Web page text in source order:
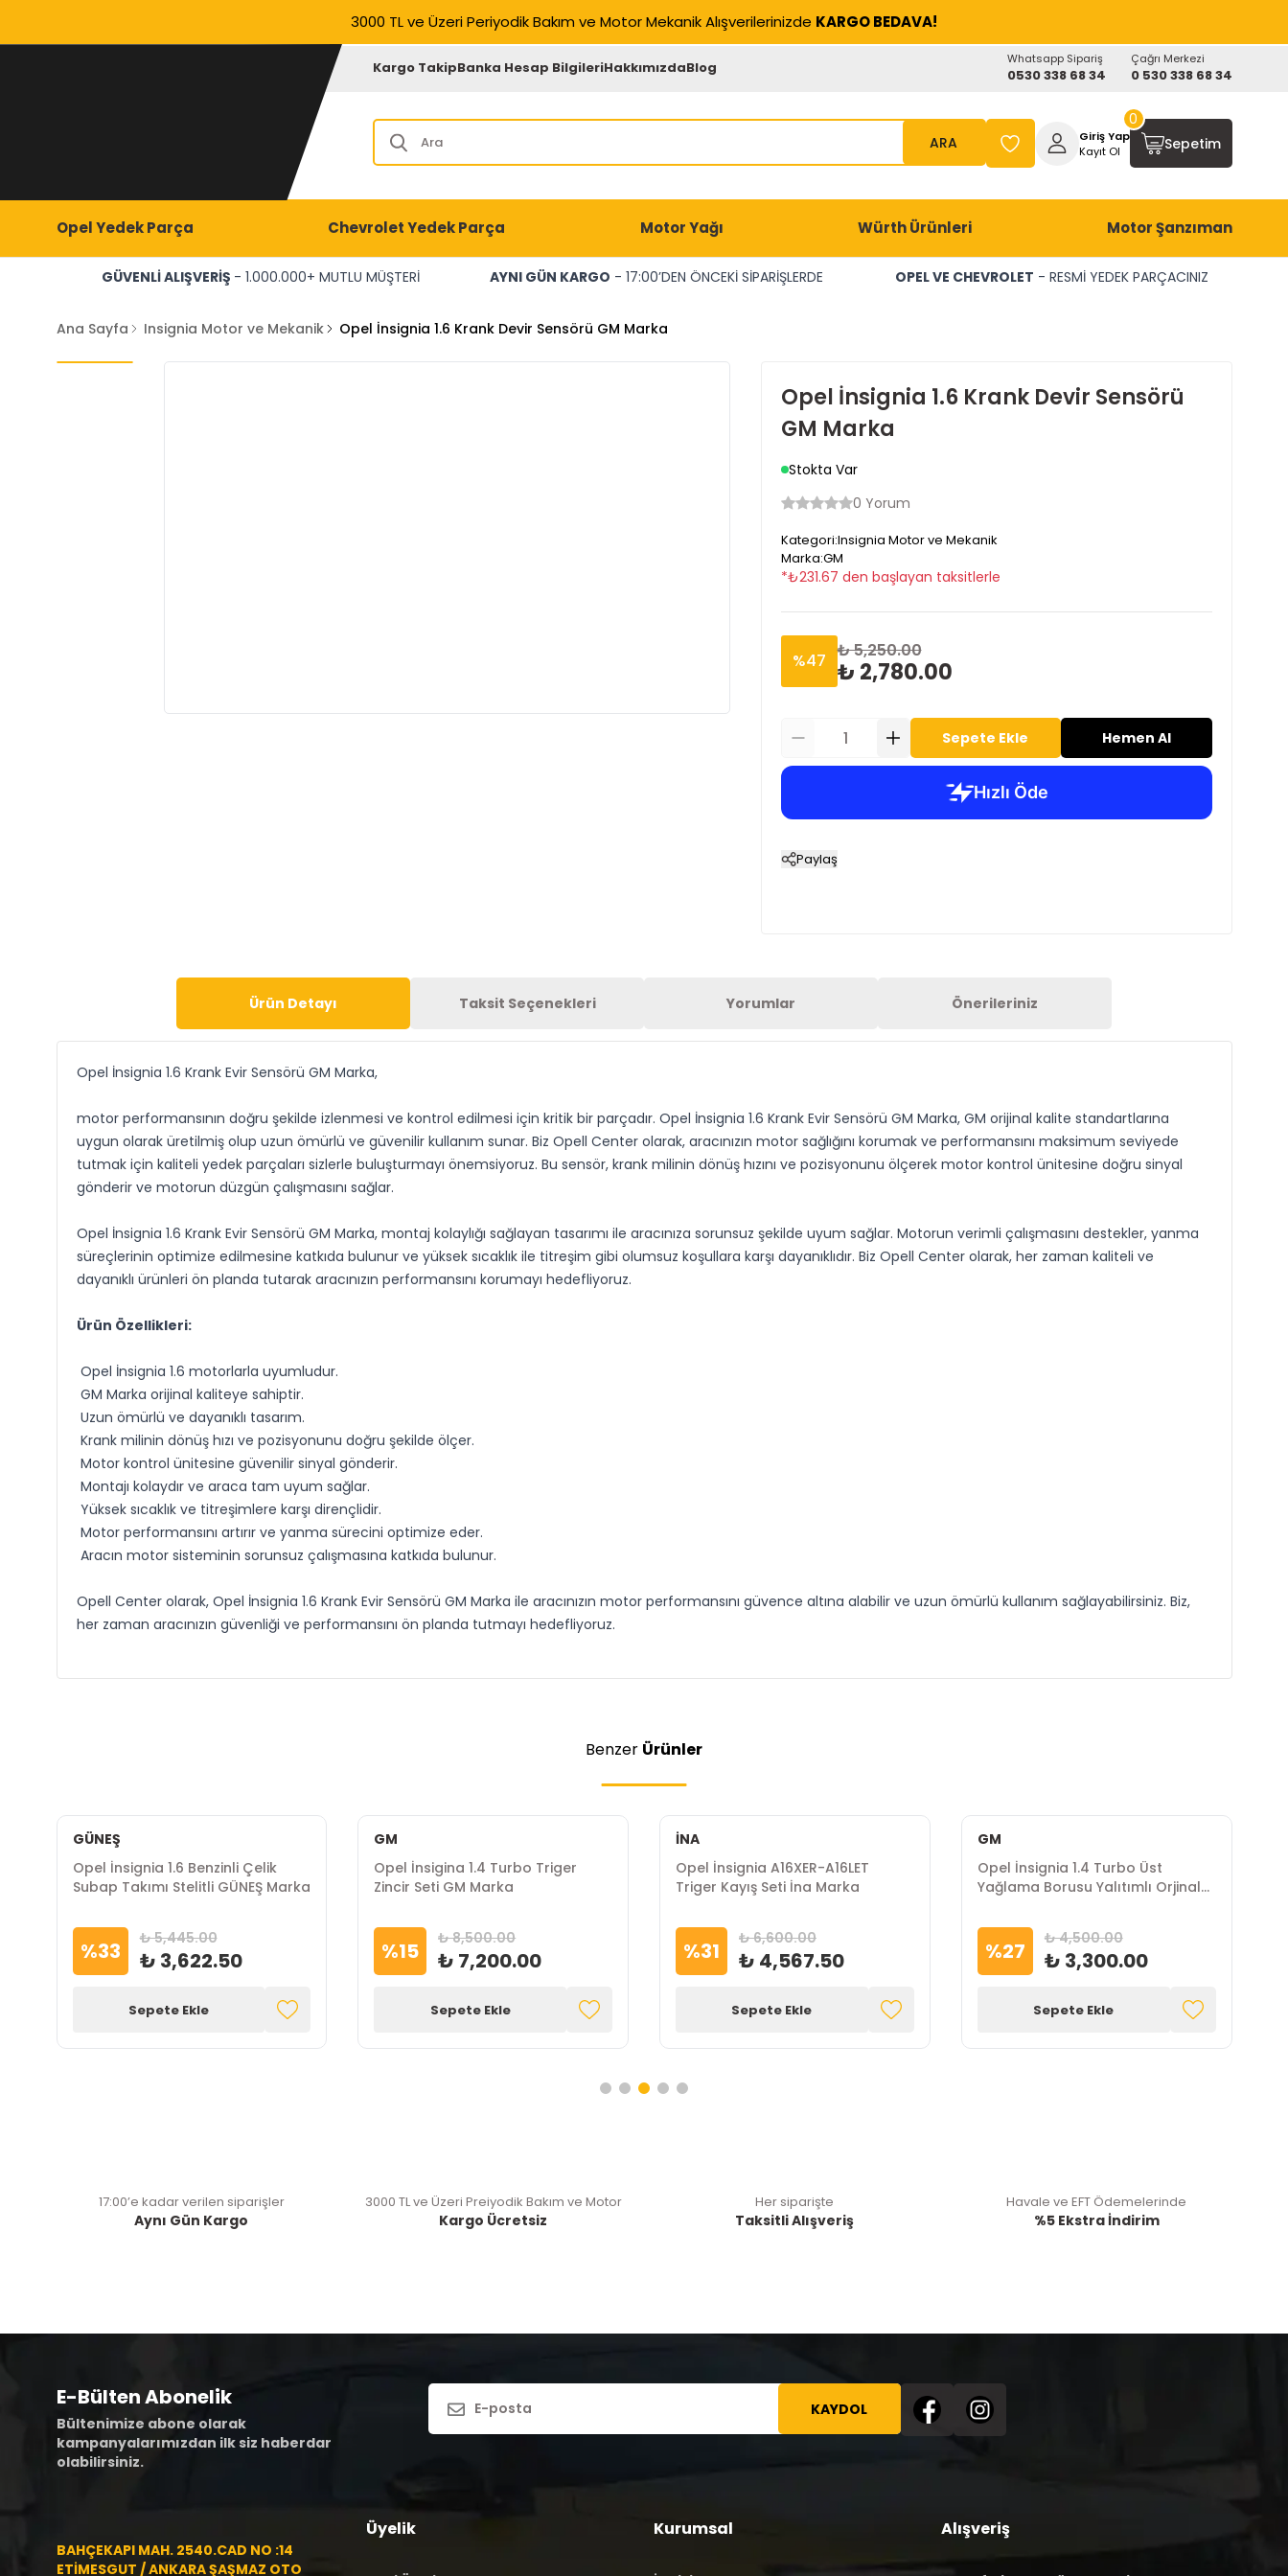
3000 TL ve Üzeri Periyodik Bakım ve Motor Mekanik Alışverilerinizde KARGO BEDAVA!
Kargo TakipBanka Hesap BilgileriHakkımızdaBlog Whatsapp Sipariş
0530 338 68 34
Çağrı Merkezi
0 530 338 68 34
ARA
Giriş Yap
Kayıt Ol
Sepetim
0
Opel Yedek Parça Chevrolet Yedek Parça Motor Yağı Würth Ürünleri Motor Şanzıman
GÜVENLİ ALIŞVERİŞ - 1.000.000+ MUTLU MÜŞTERİ AYNI GÜN KARGO - 17:00’DEN ÖNCEKİ SİPARİŞLERDE OPEL VE CHEVROLET - RESMİ YEDEK PARÇACINIZ
Ana Sayfa Insignia Motor ve Mekanik Opel İnsignia 1.6 Krank Devir Sensörü GM Marka
Opel İnsignia 1.6 Krank Devir Sensörü
GM Marka
Stokta Var
0 Yorum
Kategori:Insignia Motor ve Mekanik
Marka:GM
*₺231.67 den başlayan taksitlerle
%47 ₺ 5,250.00
₺ 2,780.00
Sepete Ekle Hemen Al
Paylaş
Ürün Detayı Taksit Seçenekleri Yorumlar Önerileriniz
Opel İnsignia 1.6 Krank Evir Sensörü GM Marka,
motor performansının doğru şekilde izlenmesi ve kontrol edilmesi için kritik bir parçadır. Opel İnsignia 1.6 Krank Evir Sensörü GM Marka, GM orijinal kalite standartlarına
uygun olarak üretilmiş olup uzun ömürlü ve güvenilir kullanım sunar. Biz Opell Center olarak, aracınızın motor sağlığını korumak ve performansını maksimum seviyede
tutmak için kaliteli yedek parçaları sizlerle buluşturmayı önemsiyoruz. Bu sensör, krank milinin dönüş hızını ve pozisyonunu ölçerek motor kontrol ünitesine doğru sinyal
gönderir ve motorun düzgün çalışmasını sağlar.
Opel İnsignia 1.6 Krank Evir Sensörü GM Marka, montaj kolaylığı sağlayan tasarımı ile aracınıza sorunsuz şekilde uyum sağlar. Motorun verimli çalışmasını destekler, yanma
süreçlerinin optimize edilmesine katkıda bulunur ve yüksek sıcaklık ile titreşim gibi olumsuz koşullara karşı dayanıklıdır. Biz Opell Center olarak, her zaman kaliteli ve
dayanıklı ürünleri ön planda tutarak aracınızın performansını korumayı hedefliyoruz.
Ürün Özellikleri:
Opel İnsignia 1.6 motorlarla uyumludur.
GM Marka orijinal kaliteye sahiptir.
Uzun ömürlü ve dayanıklı tasarım.
Krank milinin dönüş hızı ve pozisyonunu doğru şekilde ölçer.
Motor kontrol ünitesine güvenilir sinyal gönderir.
Montajı kolaydır ve araca tam uyum sağlar.
Yüksek sıcaklık ve titreşimlere karşı dirençlidir.
Motor performansını artırır ve yanma sürecini optimize eder.
Aracın motor sisteminin sorunsuz çalışmasına katkıda bulunur.
Opell Center olarak, Opel İnsignia 1.6 Krank Evir Sensörü GM Marka ile aracınızın motor performansını güvence altına alabilir ve uzun ömürlü kullanım sağlayabilirsiniz. Biz,
her zaman aracınızın güvenliği ve performansını ön planda tutmayı hedefliyoruz.
Benzer Ürünler
GÜNEŞ
Opel İnsignia 1.6 Benzinli Çelik
Subap Takımı Stelitli GÜNEŞ Marka
%33 ₺ 5,445.00
₺ 3,622.50
Sepete Ekle
GM
Opel İnsigina 1.4 Turbo Triger
Zincir Seti GM Marka
%15 ₺ 8,500.00
₺ 7,200.00
Sepete Ekle
İNA
Opel İnsignia A16XER-A16LET
Triger Kayış Seti İna Marka
%31 ₺ 6,600.00
₺ 4,567.50
Sepete Ekle
GM
Opel İnsignia 1.4 Turbo Üst
Yağlama Borusu Yalıtımlı Orjinal
%27 ₺ 4,500.00
₺ 3,300.00
Sepete Ekle
17:00’e kadar verilen siparişler
Aynı Gün Kargo
3000 TL ve Üzeri Preiyodik Bakım ve Motor
Kargo Ücretsiz
Her siparişte
Taksitli Alışveriş
Havale ve EFT Ödemelerinde
%5 Ekstra İndirim
E-Bülten Abonelik
Bültenimize abone olarak
kampanyalarımızdan ilk siz haberdar
olabilirsiniz.
KAYDOL
BAHÇEKAPI MAH. 2540.CAD NO :14
ETİMESGUT / ANKARA ŞAŞMAZ OTO
Üyelik Kurumsal Alışveriş